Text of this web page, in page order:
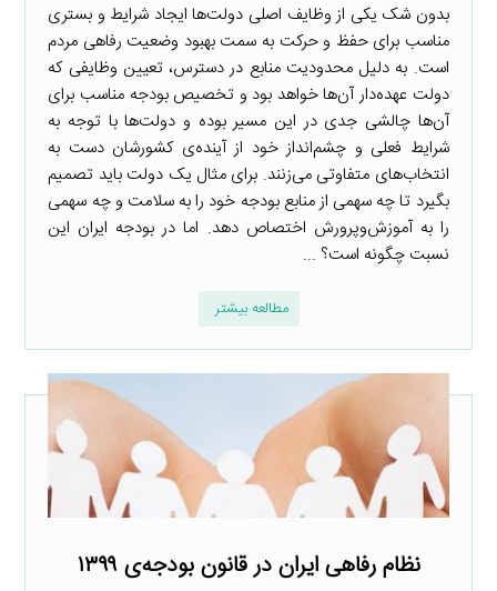
بدون شک یکی از وظایف اصلی دولت‌ها ایجاد شرایط و بستری
مناسب برای حفظ و حرکت به سمت بهبود وضعیت رفاهی مردم
است. به دلیل محدودیت منابع در دسترس، تعیین وظایفی که
دولت عهده‌دار آن‌ها خواهد بود و تخصیص بودجه مناسب برای
آن‌ها چالشی جدی در این مسیر بوده و دولت‌ها با توجه به
شرایط فعلی و چشم‌انداز خود از آینده‌ی کشورشان دست به
انتخاب‌های متفاوتی می‌زنند. برای مثال یک دولت باید تصمیم
بگیرد تا چه سهمی از منابع بودجه خود را به سلامت و چه سهمی
را به آموزش‌وپرورش اختصاص دهد. اما در بودجه ایران این
نسبت چگونه است؟ ...
مطالعه بیشتر
نظام رفاهی ایران در قانون بودجه‌ی ۱۳۹۹